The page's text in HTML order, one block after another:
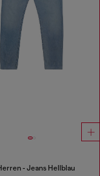
- Jeans Hellblau